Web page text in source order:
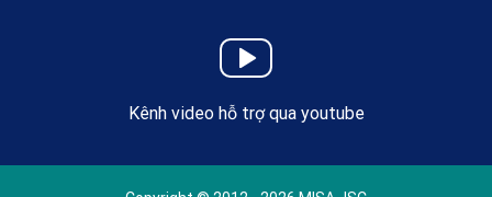
Kênh video hỗ trợ qua youtube